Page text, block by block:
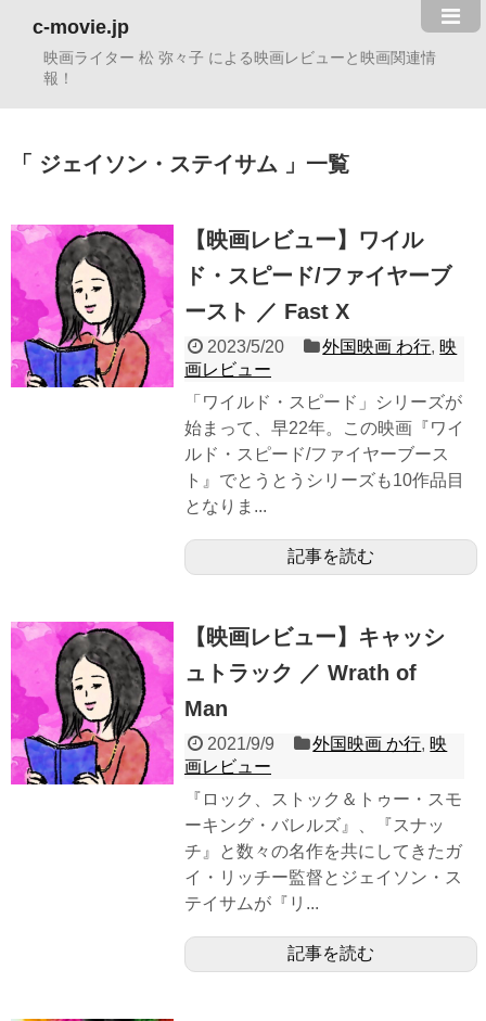
c-movie.jp
映画ライター 松 弥々子 による映画レビューと映画関連情
報！
ジェイソン・ステイサム 一覧
【映画レビュー】ワイル
ド・スピード/ファイヤーブ
ースト ／ Fast X
2023/5/20 外国映画 わ行, 映
画レビュー
「ワイルド・スピード」シリーズが
始まって、早22年。この映画『ワイ
ルド・スピード/ファイヤーブース
ト』でとうとうシリーズも10作品目
となりま...
記事を読む
【映画レビュー】キャッシ
ュトラック ／ Wrath of
Man
2021/9/9 外国映画 か行, 映
画レビュー
『ロック、ストック＆トゥー・スモ
ーキング・バレルズ』、『スナッ
チ』と数々の名作を共にしてきたガ
イ・リッチー監督とジェイソン・ス
テイサムが『リ...
記事を読む